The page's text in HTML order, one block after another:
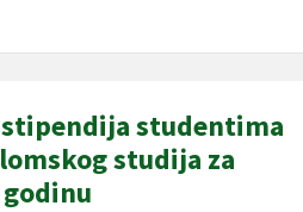
stipendija studentima
studija za